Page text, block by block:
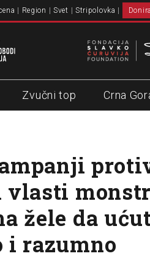
Region Svet Stripolovka
Zvučni top Crna
vlasti
žele da
i razumno